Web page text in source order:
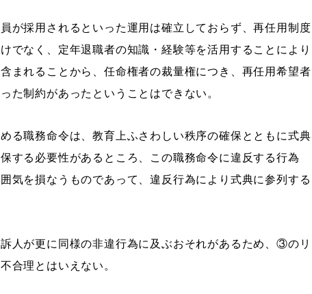
が採用されるといった運用は確立しておらず、再任用制度
でなく、定年退職者の知識・経験等を活用することにより
まれることから、任命権者の裁量権につき、再任用希望者
た制約があったということはできない。
る職務命令は、教育上ふさわしい秩序の確保とともに式典
する必要性があるところ、この職務命令に違反する行為
気を損なうものであって、違反行為により式典に参列する
人が更に同様の非違行為に及ぶおそれがあるため、③のリ
合理とはいえない。